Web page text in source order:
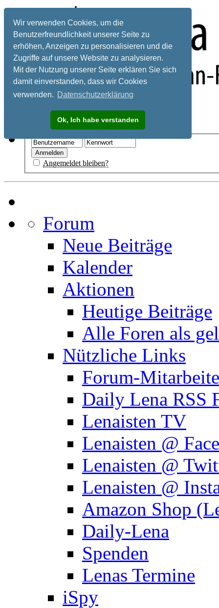
Wir verwenden Cookies, um die
Benutzerfreundlichkeit unserer Seite zu
erhöhen, Anzeigen zu personalisieren und die
Zugriffe auf unsere Website zu analysieren.
Mit der Nutzung unserer Seite erklären Sie sich
damit einverstanden, dass wir Cookies
verwenden. Datenschutzerklärung
Ok, Ich habe verstanden
Registrieren
Angemeldet bleiben?
Forum
Neue Beiträge
Kalender
Aktionen
Heutige Beiträge
Alle Foren als
Nützliche Links
Forum-
Daily Lena RSS
Lenaisten TV
Lenaisten @
Lenaisten @
Lenaisten @
Amazon Shop
Daily-Lena
Spenden
Lenas Termine
iSpy